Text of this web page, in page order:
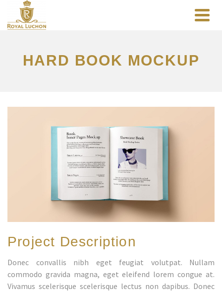
HARD BOOK MOCKUP
Project Description
Donec convallis nibh eget feugiat volutpat. Nullam
commodo gravida magna, eget eleifend lorem congue at.
Vivamus scelerisque scelerisque lectus non dapibus. Donec